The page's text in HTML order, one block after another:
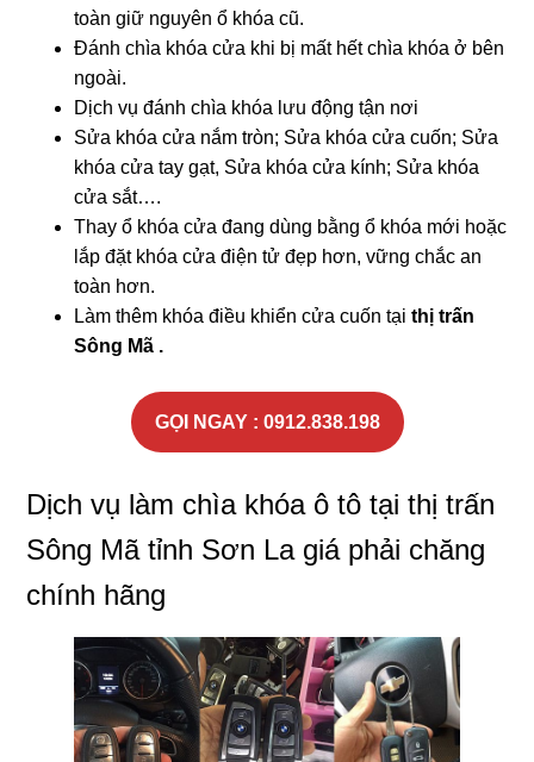
toàn giữ nguyên ổ khóa cũ.
Đánh chìa khóa cửa khi bị mất hết chìa khóa ở bên
ngoài.
Dịch vụ đánh chìa khóa lưu động tận nơi
Sửa khóa cửa nắm tròn; Sửa khóa cửa cuốn; Sửa
khóa cửa tay gạt, Sửa khóa cửa kính; Sửa khóa
cửa sắt….
Thay ổ khóa cửa đang dùng bằng ổ khóa mới hoặc
lắp đặt khóa cửa điện tử đẹp hơn, vững chắc an
toàn hơn.
Làm thêm khóa điều khiển cửa cuốn tạithị trấn
Sông Mã .
GỌI NGAY : 0912.838.198
Dịch vụ làm chìa khóa ô tô tại thị trấn
Sông Mã tỉnh Sơn La giá phải chăng
chính hãng